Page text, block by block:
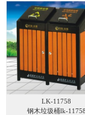
LK-11758
钢木垃圾桶lk-11758